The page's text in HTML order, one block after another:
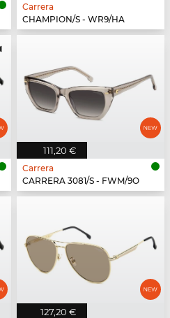
Carrera
CHAMPION/S - WR9/HA
111,20 €
Carrera
CARRERA 3081/S - FWM/9O
127,20 €